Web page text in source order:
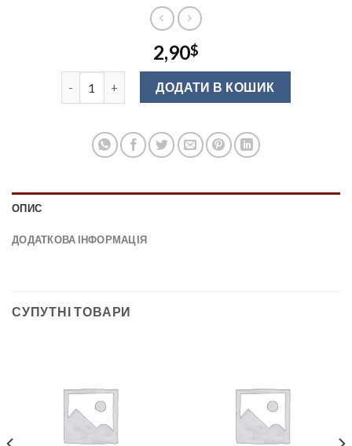
2,90$
UZ-819160-01 Ручка меблева хром кількість
ДОДАТИ В КОШИК
ОПИС
ДОДАТКОВА ІНФОРМАЦІЯ
СУПУТНІ ТОВАРИ